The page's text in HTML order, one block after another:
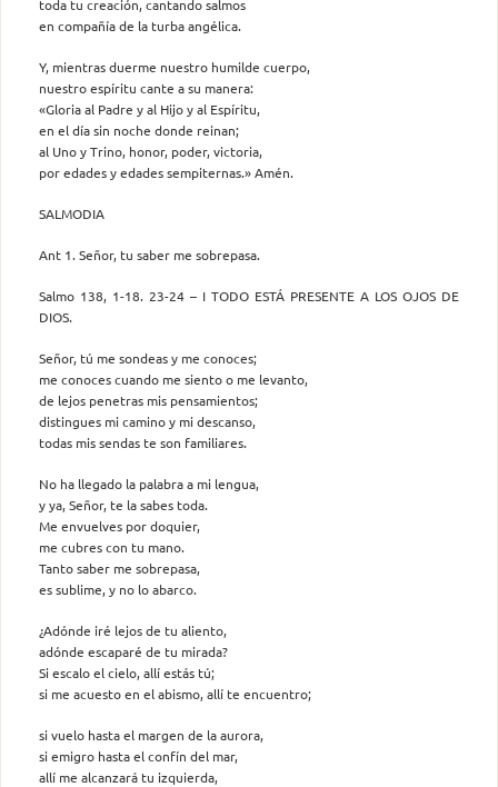
toda tu creación, cantando salmos
en compañía de la turba angélica.
Y, mientras duerme nuestro humilde cuerpo,
nuestro espíritu cante a su manera:
«Gloria al Padre y al Hijo y al Espíritu,
en el día sin noche donde reinan;
al Uno y Trino, honor, poder, victoria,
por edades y edades sempiternas.» Amén.
SALMODIA
Ant 1. Señor, tu saber me sobrepasa.
Salmo 138, 1-18. 23-24 – I TODO ESTÁ PRESENTE A LOS OJOS DE
DIOS.
Señor, tú me sondeas y me conoces;
me conoces cuando me siento o me levanto,
de lejos penetras mis pensamientos;
distingues mi camino y mi descanso,
todas mis sendas te son familiares.
No ha llegado la palabra a mi lengua,
y ya, Señor, te la sabes toda.
Me envuelves por doquier,
me cubres con tu mano.
Tanto saber me sobrepasa,
es sublime, y no lo abarco.
¿Adónde iré lejos de tu aliento,
adónde escaparé de tu mirada?
Si escalo el cielo, allí estás tú;
si me acuesto en el abismo, allí te encuentro;
si vuelo hasta el margen de la aurora,
si emigro hasta el confín del mar,
allí me alcanzará tu izquierda,